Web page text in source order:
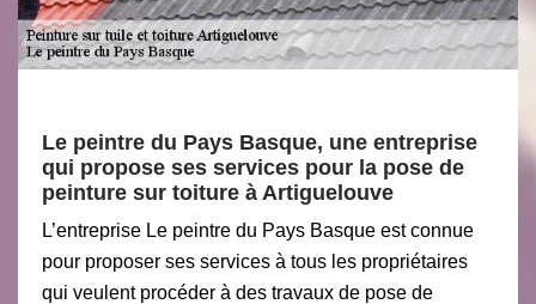
Le peintre du Pays Basque, une entreprise
qui propose ses services pour la pose de
peinture sur toiture à Artiguelouve
L’entreprise Le peintre du Pays Basque est connue
pour proposer ses services à tous les propriétaires
qui veulent procéder à des travaux de pose de